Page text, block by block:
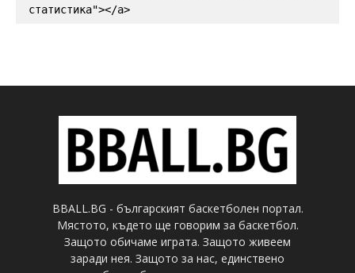
статистика"></a>
BBALL.BG - българският баскетболен портал.
Мястото, където ще говорим за баскетбол.
Защото обичаме играта. Защото живеем
заради нея. Защото за нас, единствено